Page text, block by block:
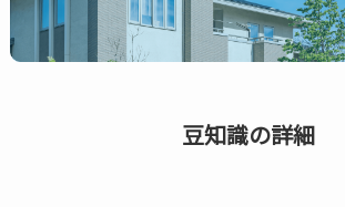
豆知識の詳細